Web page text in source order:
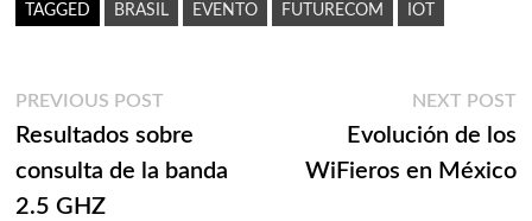
TAGGED BRASIL EVENTO FUTURECOM IOT
Navegación
de
entradas
PREVIOUS POSTPrevious
post:
Resultados sobre
consulta de la banda
2.5 GHZ
NEXT POST
Evolución de los
WiFieros en México